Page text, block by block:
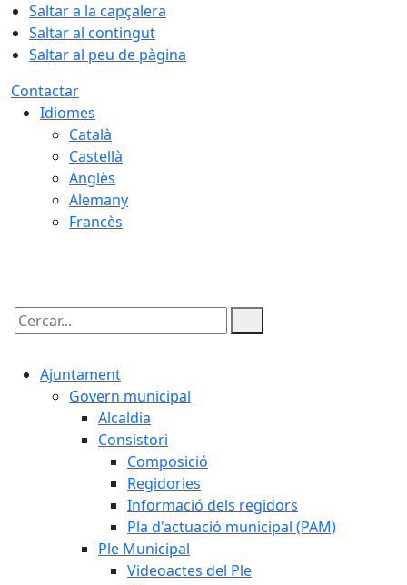
Saltar a la capçalera
Saltar al contingut
Saltar al peu de pàgina
Contactar
Idiomes
Català
Castellà
Anglès
Alemany
Francès
Cercar:
Ajuntament
Govern municipal
Alcaldia
Consistori
Composició
Regidories
Informació dels regidors
Pla d'actuació municipal (PAM)
Ple Municipal
Videoactes del Ple